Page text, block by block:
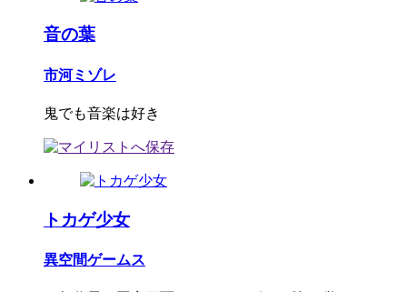
音の葉
市河ミゾレ
鬼でも音楽は好き
トカゲ少女
異空間ゲームス